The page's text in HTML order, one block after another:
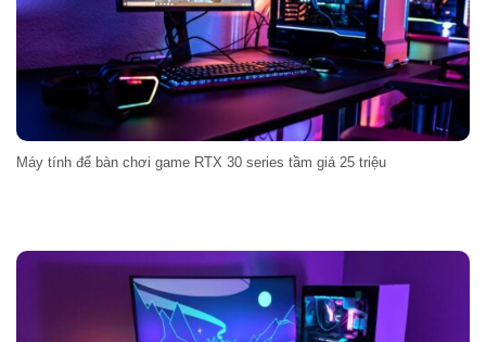
Máy tính để bàn chơi game RTX 30 series tầm giá 25 triệu